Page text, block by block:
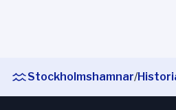
Stockholmshamnar/